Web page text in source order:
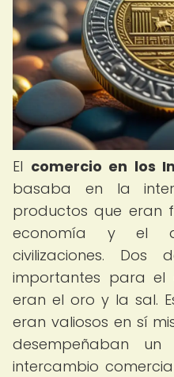
El comercio en los
basaba en la
productos que eran
economía y el
civilizaciones. Dos
importantes para el
eran el oro y la sal.
eran valiosos en sí
desempeñaban
intercambio